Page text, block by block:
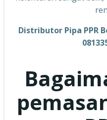
Distributor Pipa PPR